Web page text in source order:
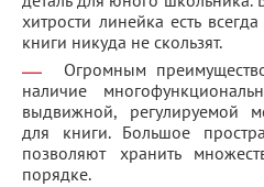
хитрости линейка есть
книги никуда не скользят.
Огромным
наличие
выдвижной, регулируемой
для книги. Большое
позволяют хранить
порядке.